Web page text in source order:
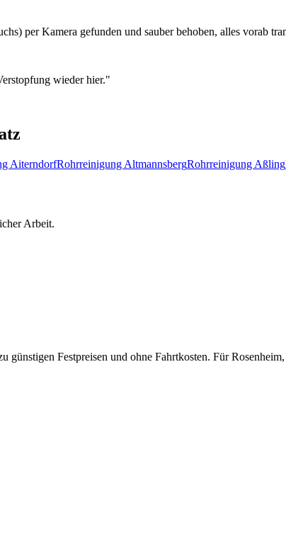
per Kamera gefunden und sauber behoben, alles vorab
wieder hier."
AiterndorfRohrreinigung AltmannsbergRohrreinigung Aßling
Arbeit.
günstigen Festpreisen und ohne Fahrtkosten. Für